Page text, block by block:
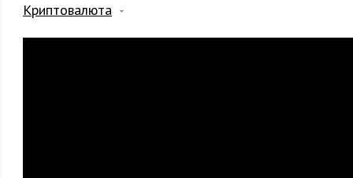
Криптовалюта